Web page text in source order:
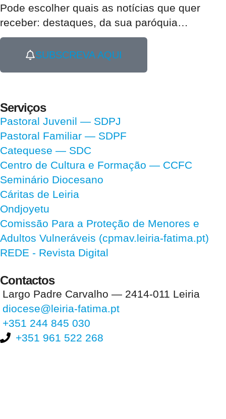
Pode escolher quais as notícias que quer
receber: destaques, da sua paróquia…
SUBSCREVA AQUI
Serviços
Pastoral Juvenil — SDPJ
Pastoral Familiar — SDPF
Catequese — SDC
Centro de Cultura e Formação — CCFC
Seminário Diocesano
Cáritas de Leiria
Ondjoyetu
Comissão Para a Proteção de Menores e
Adultos Vulneráveis (cpmav.leiria-fatima.pt)
REDE - Revista Digital
Contactos
Largo Padre Carvalho — 2414-011 Leiria
diocese@leiria-fatima.pt
+351 244 845 030
+351 961 522 268